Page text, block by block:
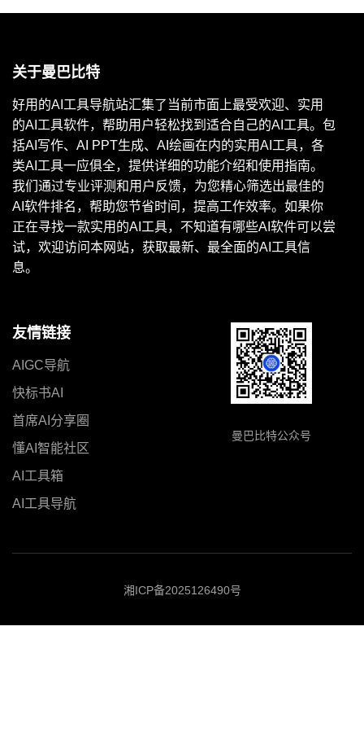
关于曼巴比特
好用的AI工具导航站汇集了当前市面上最受欢迎、实用
的AI工具软件，帮助用户轻松找到适合自己的AI工具。包
括AI写作、AI PPT生成、AI绘画在内的实用AI工具，各
类AI工具一应俱全，提供详细的功能介绍和使用指南。
我们通过专业评测和用户反馈，为您精心筛选出最佳的
AI软件排名，帮助您节省时间，提高工作效率。如果你
正在寻找一款实用的AI工具，不知道有哪些AI软件可以尝
试，欢迎访问本网站，获取最新、最全面的AI工具信
息。
友情链接
AIGC导航
快标书AI
首席AI分享圈
懂AI智能社区
AI工具箱
AI工具导航
曼巴比特公众号
湘ICP备2025126490号